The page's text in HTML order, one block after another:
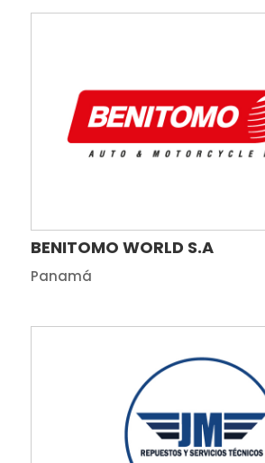
BENITOMO WORLD S.A
Panamá